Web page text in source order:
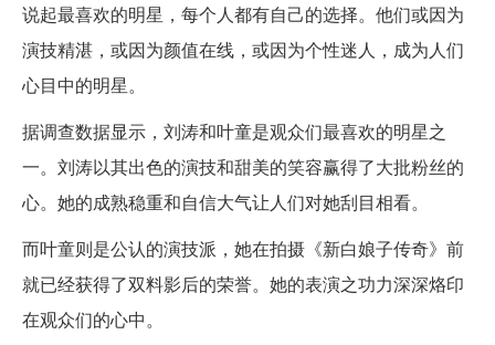
说起最喜欢的明星，每个人都有自己的选择。他们或因为
演技精湛，或因为颜值在线，或因为个性迷人，成为人们
心目中的明星。
据调查数据显示，刘涛和叶童是观众们最喜欢的明星之
一。刘涛以其出色的演技和甜美的笑容赢得了大批粉丝的
心。她的成熟稳重和自信大气让人们对她刮目相看。
而叶童则是公认的演技派，她在拍摄《新白娘子传奇》前
就已经获得了双料影后的荣誉。她的表演之功力深深烙印
在观众们的心中。